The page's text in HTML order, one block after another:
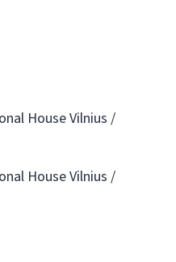
House Vilnius /
House Vilnius /